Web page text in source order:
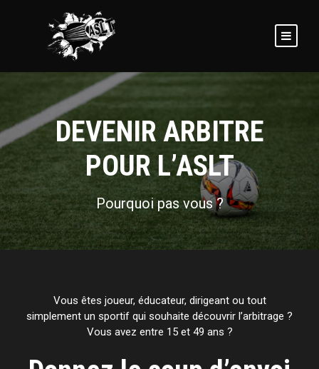
DEVENIR ARBITRE
POUR L’ASLT
Pourquoi pas vous ?
Vous êtes joueur, éducateur, dirigeant ou tout
simplement un sportif qui souhaite découvrir l’arbitrage ?
Vous avez entre 15 et 49 ans ?